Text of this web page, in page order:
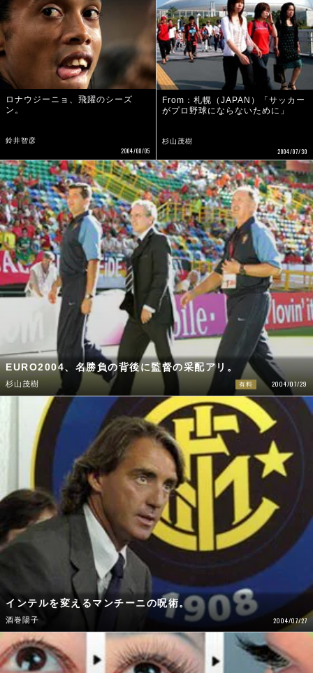
ロナウジーニョ、飛躍のシーズ
ン。
鈴井智彦
2004/08/05
From：札幌（JAPAN）「サッカー
がプロ野球にならないために」
杉山茂樹
2004/07/30
EURO2004、名勝負の背後に監督の采配アリ。
杉山茂樹 有料 2004/07/29
インテルを変えるマンチーニの呪術。
酒巻陽子 2004/07/27